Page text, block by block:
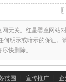
无关。红星婴童网站
明示或暗示的保证。
快删除。
范围 ┆ 宣传推广 ┆ 企